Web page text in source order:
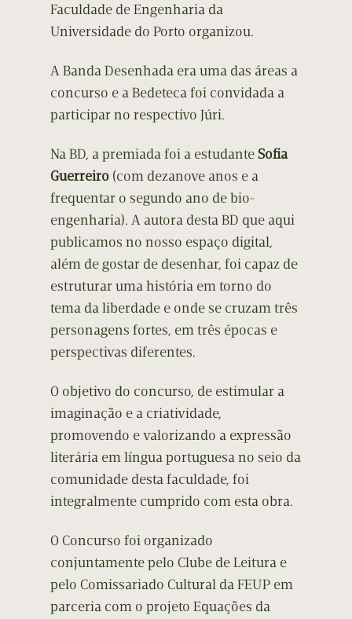
Faculdade de Engenharia da
Universidade do Porto organizou.
A Banda Desenhada era uma das áreas a
concurso e a Bedeteca foi convidada a
participar no respectivo Júri.
Na BD, a premiada foi a estudanteSofia
Guerreiro (com dezanove anos e a
frequentar o segundo ano de bio-
engenharia). A autora desta BD que aqui
publicamos no nosso espaço digital,
além de gostar de desenhar, foi capaz de
estruturar uma história em torno do
tema da liberdade e onde se cruzam três
personagens fortes, em três épocas e
perspectivas diferentes.
O objetivo do concurso, de estimular a
imaginação e a criatividade,
promovendo e valorizando a expressão
literária em língua portuguesa no seio da
comunidade desta faculdade, foi
integralmente cumprido com esta obra.
O Concurso foi organizado
conjuntamente pelo Clube de Leitura e
pelo Comissariado Cultural da FEUP em
parceria com o projeto Equações da